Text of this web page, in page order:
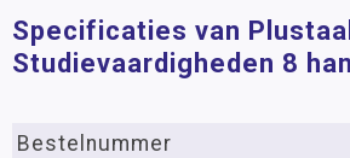
Specificaties van
Studievaardigheden 8
Bestelnummer